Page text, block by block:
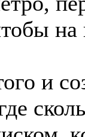
на
и